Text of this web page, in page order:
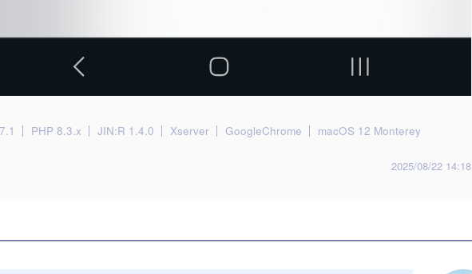
PHP 8.3.x JIN:R 1.4.0 Xserver GoogleChrome macOS 12 Monterey
2025/08/22 14:18